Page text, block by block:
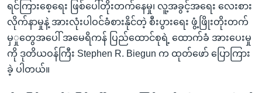
ရင်ကြားစေ့ရေး ဖြစ်ပေါ်တိုးတက်နေမှု၊ လူ့အခွင့်အရေး လေးစား
လိုက်နာမှုနဲ့ အားလုံးပါဝင်ခံစားနိုင်တဲ့ စီးပွားရေး ဖွံ့ဖြိုးတိုးတက်
မှှုတွေအပေါ် အမေရိကန် ပြည်ထောင်စုရဲ့ ထောက်ခံ အားပေးမှု
ကို ဒုတိယဝန်ကြီး Stephen R. Biegun က ထုတ်ဖော် ပြောကြား
ခဲ့ ပါတယ်။